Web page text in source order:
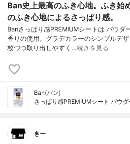
Ban史上最高のふき心地。ふき始
のふき心地によるさっぱり感。
Banさっぱり感PREMIUMシートは パウダ
香りの使用。グラデカラーのシンプルデ
枚づつ取り出しやすく…続きを見る
Ban(バン)
さっぱり感PREMIUMシート パウ
きー